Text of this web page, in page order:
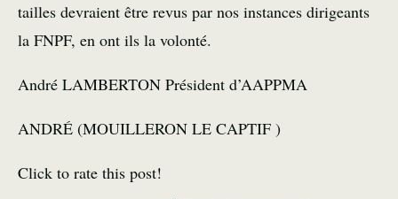
tailles devraient être revus par nos instances dirigeants
la FNPF, en ont ils la volonté.
André LAMBERTON Président d’AAPPMA
ANDRÉ (MOUILLERON LE CAPTIF )
Click to rate this post!